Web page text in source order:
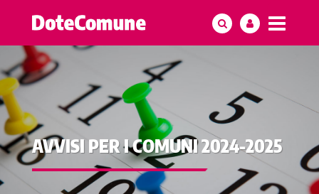
AVVISI PER I COMUNI 2024-2025